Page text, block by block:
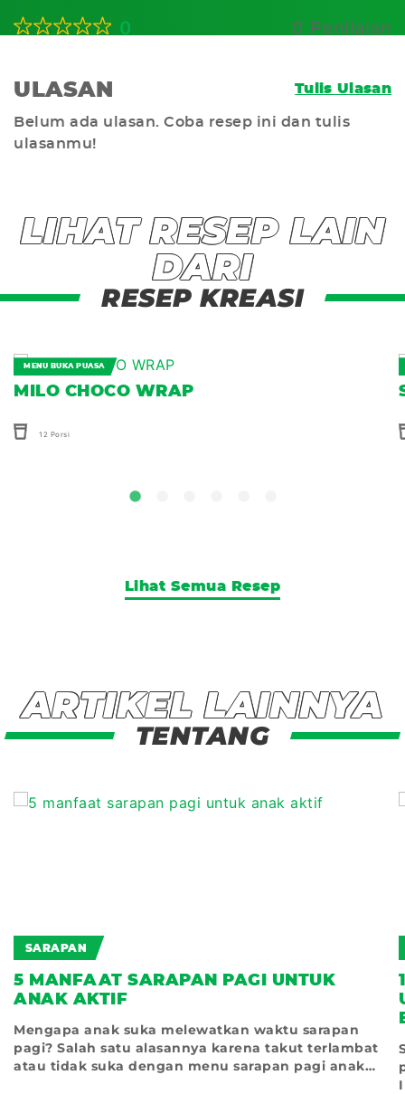
0
0 Penilaian
ULASAN Tulis Ulasan
Belum ada ulasan. Coba resep ini dan tulis
ulasanmu!
LIHAT RESEP LAIN
DARI
RESEP KREASI
MENU BUKA PUASA
MILO CHOCO WRAP
12 Porsi
Lihat Semua Resep
ARTIKEL LAINNYA
TENTANG
SARAPAN
5 MANFAAT SARAPAN PAGI UNTUK
ANAK AKTIF
Mengapa anak suka melewatkan waktu sarapan
pagi? Salah satu alasannya karena takut terlambat
atau tidak suka dengan menu sarapan pagi anak